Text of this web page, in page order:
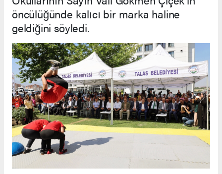
öncülüğünde kalıcı bir marka haline
geldiğini söyledi.